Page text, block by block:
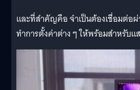
และที่สำคัญคือ จำเป็นต้องเชื่อมต่อ
ทำการตั้งค่าต่าง ๆ ให้พร้อมสำหรับแ